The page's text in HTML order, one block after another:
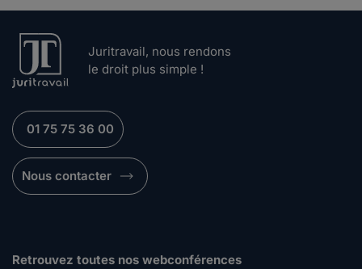
Juritravail, nous rendons
le droit plus simple !
01 75 75 36 00
Nous contacter
Retrouvez toutes nos webconférences